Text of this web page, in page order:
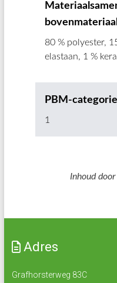
bovenmateriaal
80 % polyester,
elastaan, 1 %
PBM-categorie
1
Inhoud door
Adres
Grafhorsterweg 83C